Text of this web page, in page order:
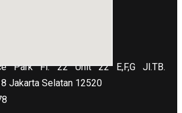
Park Fl. 22 Unit 22 E,F,G Jl.TB.
Jakarta Selatan 12520